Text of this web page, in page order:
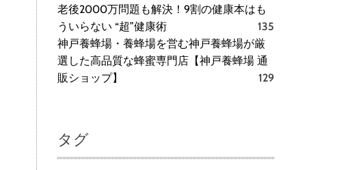
老後2000万問題も解決！9割の健康本はも
ういらない “超”健康術
135
神戸養蜂場・養蜂場を営む神戸養蜂場が厳
選した高品質な蜂蜜専門店【神戸養蜂場 通
販ショップ】
129
タグ